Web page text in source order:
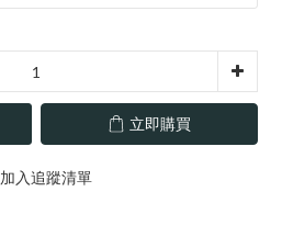
立即購買
加入追蹤清單